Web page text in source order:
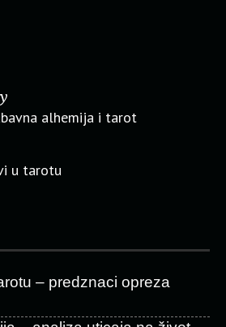
alhemija i tarot
u tarotu
– predznaci opreza